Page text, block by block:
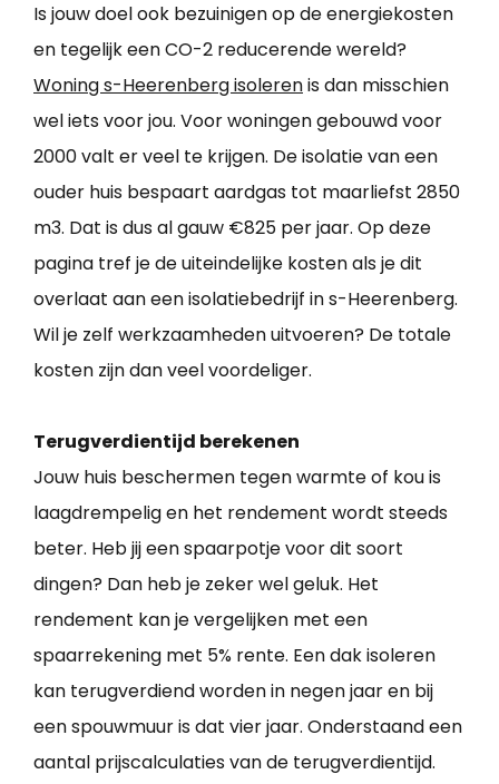
Is jouw doel ook bezuinigen op de energiekosten
en tegelijk een CO-2 reducerende wereld?
Woning s-Heerenberg isolerenis dan misschien
wel iets voor jou. Voor woningen gebouwd voor
2000 valt er veel te krijgen. De isolatie van een
ouder huis bespaart aardgas tot maarliefst 2850
m3. Dat is dus al gauw €825 per jaar. Op deze
pagina tref je de uiteindelijke kosten als je dit
overlaat aan een isolatiebedrijf in s-Heerenberg.
Wil je zelf werkzaamheden uitvoeren? De totale
kosten zijn dan veel voordeliger.
Terugverdientijd berekenen
Jouw huis beschermen tegen warmte of kou is
laagdrempelig en het rendement wordt steeds
beter. Heb jij een spaarpotje voor dit soort
dingen? Dan heb je zeker wel geluk. Het
rendement kan je vergelijken met een
spaarrekening met 5% rente. Een dak isoleren
kan terugverdiend worden in negen jaar en bij
een spouwmuur is dat vier jaar. Onderstaand een
aantal prijscalculaties van de terugverdientijd.